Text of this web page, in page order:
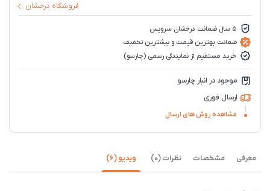
فروشگاه درخشان
5 سال ضمانت درخشان سرویس
ضمانت بهترین قیمت و بیشترین تخفیف
خرید مستقیم از نمایندگی رسمی (چارسو)
موجود در انبار چارسو
ارسال فوری
مشاهده روش های ارسال
معرفی مشخصات نظرات (0) ویدیو (6)